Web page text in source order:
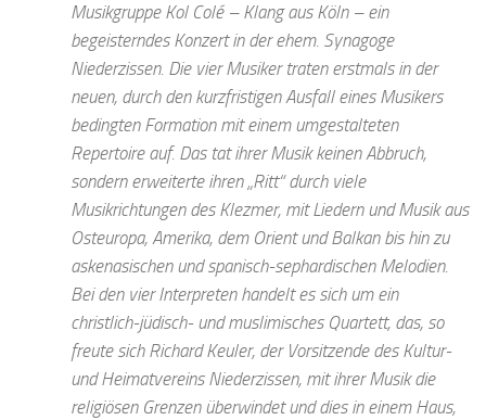
Musikgruppe Kol Colé – Klang aus Köln – ein
begeisterndes Konzert in der ehem. Synagoge
Niederzissen. Die vier Musiker traten erstmals in der
neuen, durch den kurzfristigen Ausfall eines Musikers
bedingten Formation mit einem umgestalteten
Repertoire auf. Das tat ihrer Musik keinen Abbruch,
sondern erweiterte ihren „Ritt“ durch viele
Musikrichtungen des Klezmer, mit Liedern und Musik aus
Osteuropa, Amerika, dem Orient und Balkan bis hin zu
askenasischen und spanisch-sephardischen Melodien.
Bei den vier Interpreten handelt es sich um ein
christlich-jüdisch- und muslimisches Quartett, das, so
freute sich Richard Keuler, der Vorsitzende des Kultur-
und Heimatvereins Niederzissen, mit ihrer Musik die
religiösen Grenzen überwindet und dies in einem Haus,